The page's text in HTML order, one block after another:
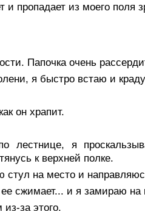
и пропадает из моего поля
Папочка очень
я быстро встаю и
он храпит.
лестнице, я
к верхней полке.
стул на место и
ее сжимает... и я замираю на
за этого.